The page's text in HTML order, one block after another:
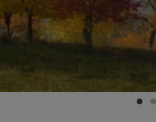
Grußwort
Kontakt
Zahlen und Daten